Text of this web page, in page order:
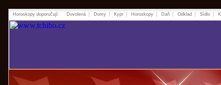
Horoskopy doporučují: Dovolená Domy Kypr Horoskopy Daň Odklad Sídlo